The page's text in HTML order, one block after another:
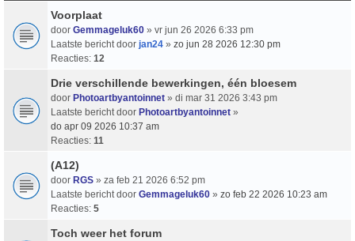
Voorplaat
door Gemmageluk60 » vr jun 26 2026 6:33 pm
Laatste bericht door jan24 » zo jun 28 2026 12:30 pm
Reacties: 12
Drie verschillende bewerkingen, één bloesem
door Photoartbyantoinnet » di mar 31 2026 3:43 pm
Laatste bericht door Photoartbyantoinnet »
do apr 09 2026 10:37 am
Reacties: 11
(A12)
door RGS » za feb 21 2026 6:52 pm
Laatste bericht door Gemmageluk60 » zo feb 22 2026 10:23 am
Reacties: 5
Toch weer het forum